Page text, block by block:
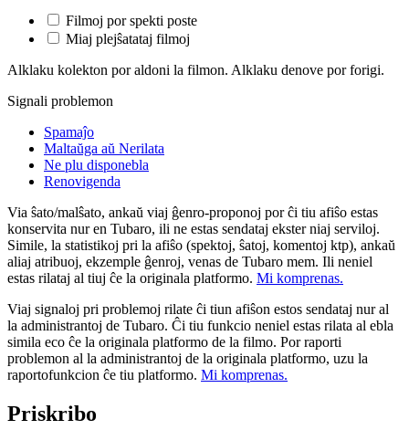
Filmoj por spekti poste
Miaj plejŝatataj filmoj
Alklaku kolekton por aldoni la filmon. Alklaku denove por forigi.
Signali problemon
Spamaĵo
Maltaŭga aŭ Nerilata
Ne plu disponebla
Renovigenda
Via ŝato/malŝato, ankaŭ viaj ĝenro-proponoj por ĉi tiu afiŝo estas
konservita nur en Tubaro, ili ne estas sendataj ekster niaj serviloj.
Simile, la statistikoj pri la afiŝo (spektoj, ŝatoj, komentoj ktp), ankaŭ
aliaj atribuoj, ekzemple ĝenroj, venas de Tubaro mem. Ili neniel
estas rilataj al tiuj ĉe la originala platformo. Mi komprenas.
Viaj signaloj pri problemoj rilate ĉi tiun afiŝon estos sendataj nur al
la administrantoj de Tubaro. Ĉi tiu funkcio neniel estas rilata al ebla
simila eco ĉe la originala platformo de la filmo. Por raporti
problemon al la administrantoj de la originala platformo, uzu la
raportofunkcion ĉe tiu platformo. Mi komprenas.
Priskribo